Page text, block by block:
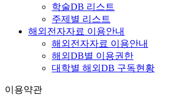
학술DB 리스트
주제별 리스트
해외전자자료 이용안내
해외전자자료 이용안내
해외DB별 이용권한
대학별 해외DB 구독현황
이용약관